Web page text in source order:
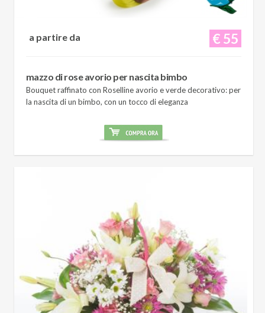
€ 55
a partire da
mazzo di rose avorio per nascita bimbo
Bouquet raffinato con Roselline avorio e verde decorativo: per
la nascita di un bimbo, con un tocco di eleganza